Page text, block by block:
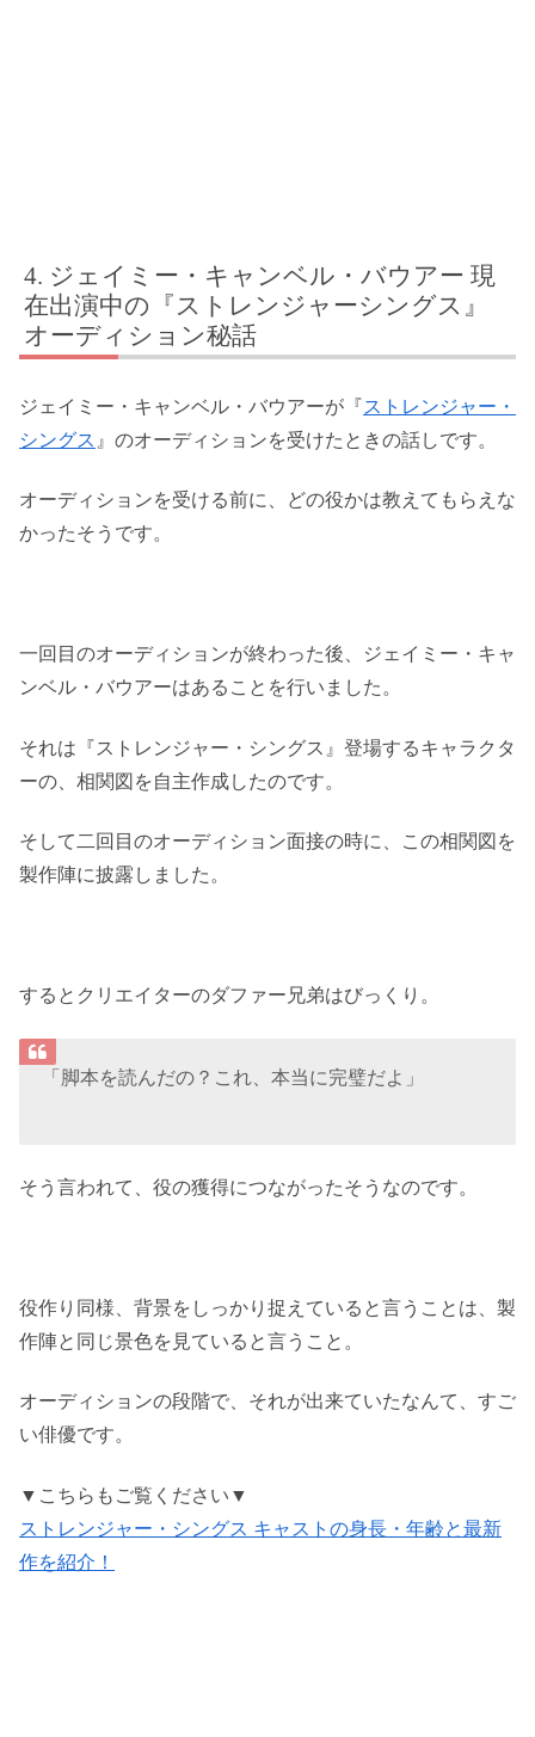
ジェイミー・キャンベル・バウアー 現
在出演中の『ストレンジャーシングス』
オーディション秘話
ジェイミー・キャンベル・バウアーが『ストレンジャー・
シングス 』のオーディションを受けたときの話しです。
オーディションを受ける前に、どの役かは教えてもらえな
かったそうです。
一回目のオーディションが終わった後、ジェイミー・キャ
ンベル・バウアーはあることを行いました。
それは『ストレンジャー・シングス』登場するキャラクタ
ーの、相関図を自主作成したのです。
そして二回目のオーディション面接の時に、この相関図を
製作陣に披露しました。
するとクリエイターのダファー兄弟はびっくり。
「脚本を読んだの？これ、本当に完璧だよ」
そう言われて、役の獲得につながったそうなのです。
役作り同様、背景をしっかり捉えていると言うことは、製
作陣と同じ景色を見ていると言うこと。
オーディションの段階で、それが出来ていたなんて、すご
い俳優です。
▼こちらもご覧ください▼
ストレンジャー・シングス キャストの身長・年齢と最新
作を紹介！